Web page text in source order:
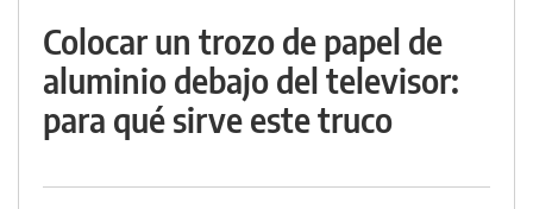
Colocar un trozo de papel de
aluminio debajo del televisor:
para qué sirve este truco